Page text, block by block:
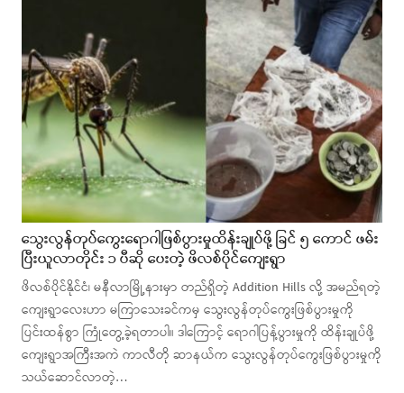
သွေးလွန်တုပ်ကွေးရောဂါဖြစ်ပွားမှုထိန်းချုပ်ဖို့ ခြင် ၅ ကောင် ဖမ်း
ပြီးယူလာတိုင်း ၁ ပီဆို ပေးတဲ့ ဖိလစ်ပိုင်ကျေးရွာ
ဖိလစ်ပိုင်နိုင်ငံ၊ မနီလာမြို့နားမှာ တည်ရှိတဲ့ Addition Hills လို့ အမည်ရတဲ့
ကျေးရွာလေးဟာ မကြာသေးခင်ကမှ သွေးလွန်တုပ်ကွေးဖြစ်ပွားမှုကို
ပြင်းထန်စွာ ကြုံတွေ့ခဲ့ရတာပါ။ ဒါကြောင့် ရောဂါပြန့်ပွားမှုကို ထိန်းချုပ်ဖို့
ကျေးရွာအကြီးအကဲ ကာလီတို ဆာနယ်က သွေးလွန်တုပ်ကွေးဖြစ်ပွားမှုကို
သယ်ဆောင်လာတဲ့…